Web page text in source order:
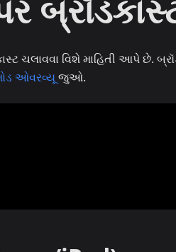
ચલાવવા વિશે માહિતી આપે છે.
ઓવરવ્યૂજુઓ.